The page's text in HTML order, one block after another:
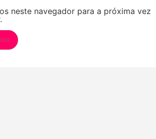
neste navegador para a próxima vez